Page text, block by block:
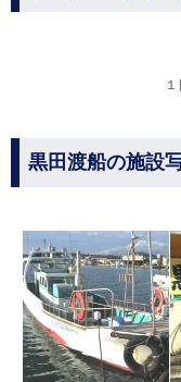
黒田渡船の施設